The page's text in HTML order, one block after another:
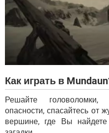
Как играть в
Решайте головоломки,
опасности, спасайтесь от
вершине, где Вы